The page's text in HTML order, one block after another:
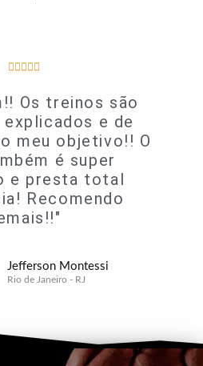
    
Os treinos são
explicados e de
meu objetivo!! O
é super
e presta total
Recomendo
Jefferson Montessi
Rio de Janeiro - RJ